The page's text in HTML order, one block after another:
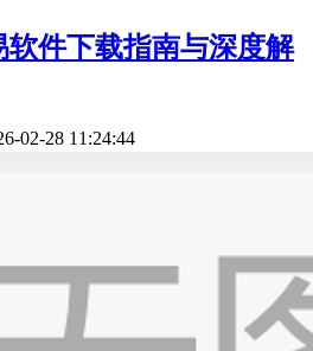
软件下载指南与深度解
02-28 11:24:44